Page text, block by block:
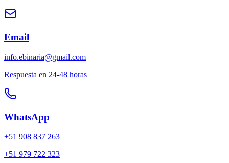
Email
info.ebinaria@gmail.com
Respuesta en 24-48 horas
WhatsApp
+51 908 837 263
+51 979 722 323